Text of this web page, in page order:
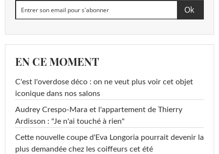
EN CE MOMENT
C'est l'overdose déco : on ne veut plus voir cet objet
iconique dans nos salons
Audrey Crespo-Mara et l'appartement de Thierry
Ardisson : "Je n'ai touché à rien"
Cette nouvelle coupe d'Eva Longoria pourrait devenir la
plus demandée chez les coiffeurs cet été